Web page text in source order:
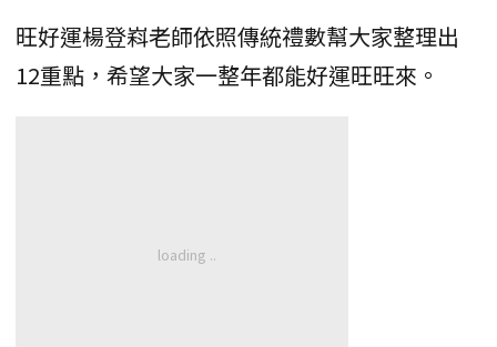
旺好運楊登嵙老師依照傳統禮數幫大家整理出
12重點，希望大家一整年都能好運旺旺來。